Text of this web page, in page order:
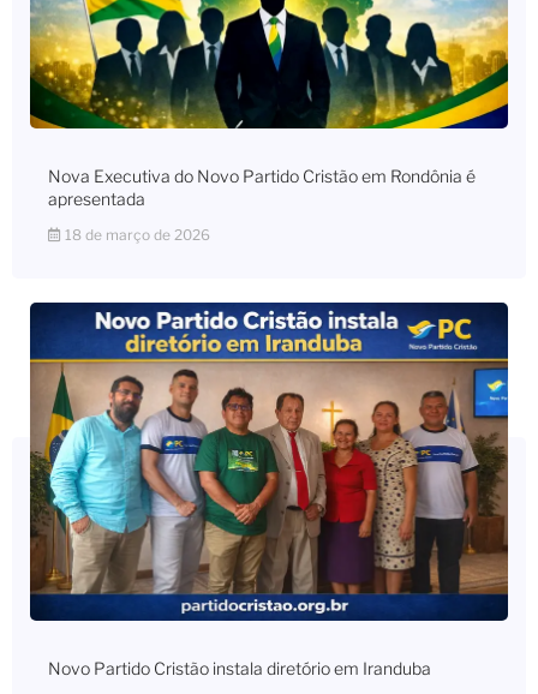
Nova Executiva do Novo Partido Cristão em Rondônia é
apresentada
18 de março de 2026
Novo Partido Cristão instala diretório em Iranduba